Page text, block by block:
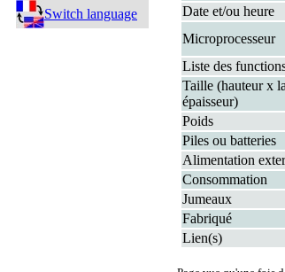
Switch language
Date et/ou heure
Microprocesseur
Liste des
Taille (hauteur x
épaisseur)
Poids
Piles ou batteries
Alimentation
Consommation
Jumeaux
Fabriqué
Lien(s)